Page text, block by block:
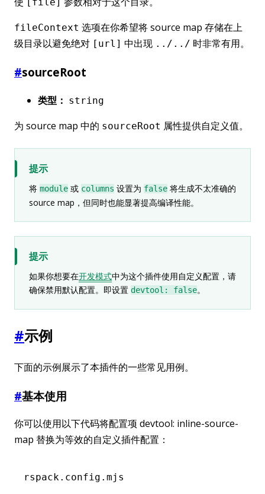
[file]
fileContext 选项在你希望将 source map 存储在上
级目录以避免绝对 [url] 中出现 ../../ 时非常有用。
#sourceRoot
类型： string
为 source map 中的 sourceRoot 属性提供自定义值。
提示
将 module 或 columns 设置为 false 将生成不太准确的
source map，但同时也能显著提高编译性能。
提示
如果你想要在开发模式中为这个插件使用自定义配置，请
确保禁用默认配置。即设置 devtool: false。
#示例
下面的示例展示了本插件的一些常见用例。
#基本使用
你可以使用以下代码将配置项 devtool: inline-source-
map 替换为等效的自定义插件配置：
rspack.config.mjs